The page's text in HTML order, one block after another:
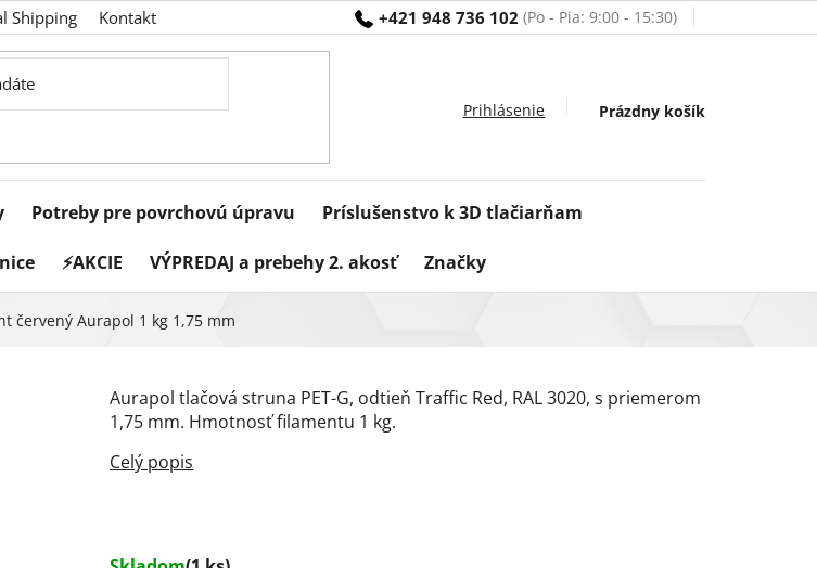
+421 948 736 102
Shipping Kontakt
Nákupný
Prázdny košík
Potreby pre povrchovú úpravu Príslušenstvo k 3D tlačiarňam
⚡AKCIE VÝPREDAJ a prebehy 2. akosť Značky
červený Aurapol 1 kg 1,75 mm
Aurapol tlačová struna PET-G, odtieň Traffic Red, RAL 3020, s priemerom
1,75 mm. Hmotnosť filamentu 1 kg.